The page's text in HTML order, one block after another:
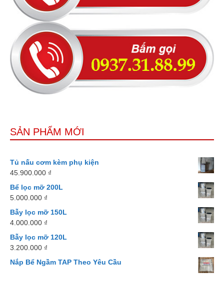
SẢN PHẨM MỚI
Tủ nấu cơm kèm phụ kiện
45.900.000 ₫
Bể lọc mỡ 200L
5.000.000 ₫
Bẫy lọc mỡ 150L
4.000.000 ₫
Bẫy lọc mỡ 120L
3.200.000 ₫
Nắp Bể Ngầm TAP Theo Yêu Cầu